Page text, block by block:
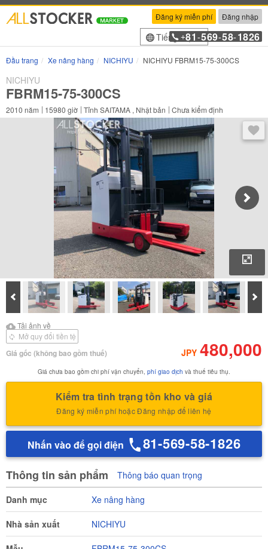
Đăng ký miễn phí Đăng nhập
Tiếng Việt
+81 -569-58-1826
Đầu trang Xe nâng hàng NICHIYU NICHIYU FBRM15-75-300CS
NICHIYU
FBRM15-75-300CS
2010 năm 15980 giờ Tỉnh SAITAMA , Nhật bản Chưa kiểm định
Prev
Tải ảnh về
Tải ảnh về
Giá gốc (không bao gồm thuế) JPY 480,000
Mở quy đổi tiền tệ
Giá chưa bao gồm chi phí vận chuyển, phí giao dịch và thuế tiêu thụ.
Kiểm tra tình trạng tồn kho và giá
Đăng ký miễn phí hoặc Đăng nhập để liên hệ
Nhấn vào để gọi điện 81-569-58-1826
Thông tin sản phẩm Thông báo quan trọng
Danh mục Xe nâng hàng
Nhà sản xuất NICHIYU